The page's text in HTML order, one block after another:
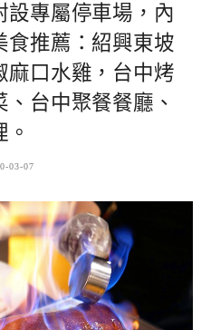
設專屬停車場，內
食推薦：紹興東坡
麻口水雞，台中烤
台中聚餐餐廳、
03-07